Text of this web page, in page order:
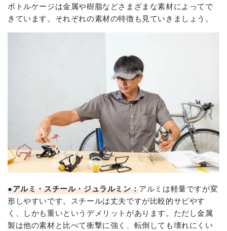
ボトルケージは金属や樹脂などさまざまな素材によってで
きています。それぞれの素材の特徴も見ていきましょう。
●アルミ・スチール・ジュラルミン：アルミは軽量ですが変
形しやすいです。スチールは丈夫ですが比較的サビやす
く、しかも重いというデメリットがあります。ただし金属
製は他の素材と比べて衝撃に強く、転倒しても壊れにくい